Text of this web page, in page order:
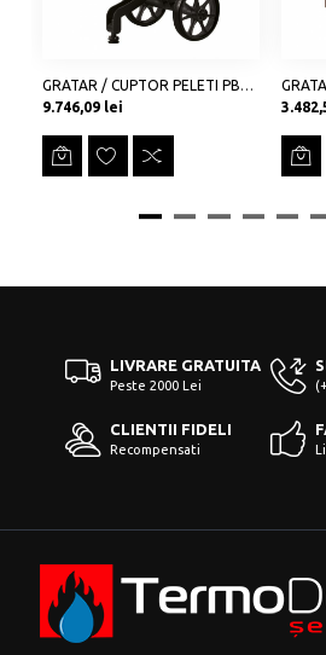
GRATAR / CUPTOR PELETI PBQ-ONE NEGRU
Preț
9.746,09 lei
Preț
LIVRARE GRATUITA
Peste 2000 Lei
CLIENTII FIDELI
Recompensati